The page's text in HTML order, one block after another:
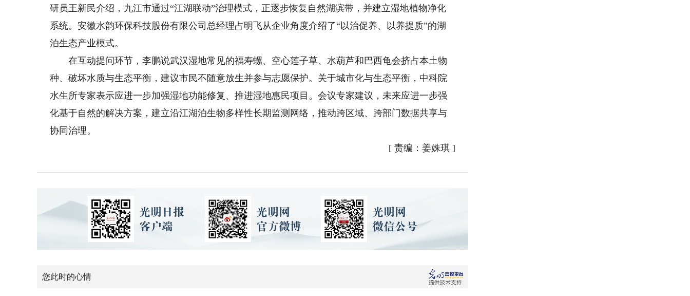
研员王新民介绍，九江市通过“江湖联动”治理模式，正逐步恢复自然湖滨带，并建立湿地植物净化
系统。安徽水韵环保科技股份有限公司总经理占明飞从企业角度介绍了“以治促养、以养提质”的湖
泊生态产业模式。
在互动提问环节，李鹏说武汉湿地常见的福寿螺、空心莲子草、水葫芦和巴西龟会挤占本土物
种、破坏水质与生态平衡，建议市民不随意放生并参与志愿保护。关于城市化与生态平衡，中科院
水生所专家表示应进一步加强湿地功能修复、推进湿地惠民项目。会议专家建议，未来应进一步强
化基于自然的解决方案，建立沿江湖泊生物多样性长期监测网络，推动跨区域、跨部门数据共享与
协同治理。
[ 责编：姜姝琪 ]
您此时的心情